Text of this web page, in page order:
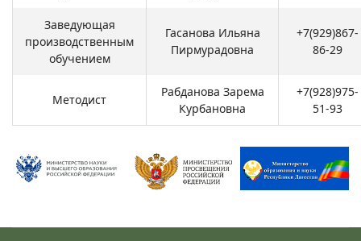
Заведующая
производственным
обучением
Гасанова Ильяна
Пирмурадовна
+7(929)867-
86-29
Методист
Рабданова Зарема
Курбановна
+7(928)975-
51-93